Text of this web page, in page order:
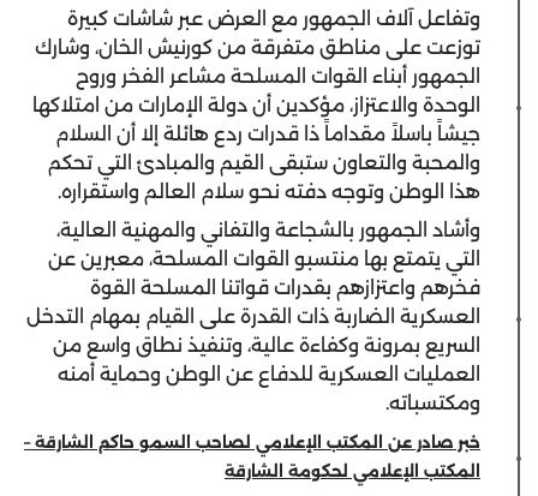
وتفاعل آلاف الجمهور مع العرض عبر شاشات كبيرة
توزعت على مناطق متفرقة من كورنيش الخان، وشارك
الجمهور أبناء القوات المسلحة مشاعر الفخر وروح
الوحدة والاعتزاز، مؤكدين أن دولة الإمارات من امتلاكها
جيشاً باسلاً مقداماً ذا قدرات ردع هائلة إلا أن السلام
والمحبة والتعاون ستبقى القيم والمبادئ التي تحكم
هذا الوطن وتوجه دفته نحو سلام العالم واستقراره.
وأشاد الجمهور بالشجاعة والتفاني والمهنية العالية،
التي يتمتع بها منتسبو القوات المسلحة، معبرين عن
فخرهم واعتزازهم بقدرات قواتنا المسلحة القوة
العسكرية الضاربة ذات القدرة على القيام بمهام التدخل
السريع بمرونة وكفاءة عالية، وتنفيذ نطاق واسع من
العمليات العسكرية للدفاع عن الوطن وحماية أمنه
ومكتسباته.
خبر صادر عن المكتب الإعلامي لصاحب السمو حاكم الشارقة –
المكتب الإعلامي لحكومة الشارقة